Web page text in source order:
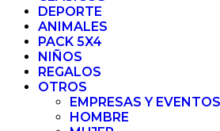
DEPORTE
ANIMALES
PACK 5X4
NIÑOS
REGALOS
OTROS
EMPRESAS Y EVENTOS
HOMBRE